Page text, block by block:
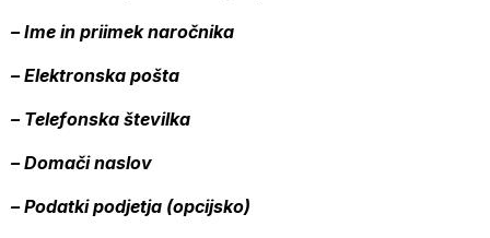
– Ime in priimek naročnika
– Elektronska pošta
– Telefonska številka
– Domači naslov
– Podatki podjetja (opcijsko)